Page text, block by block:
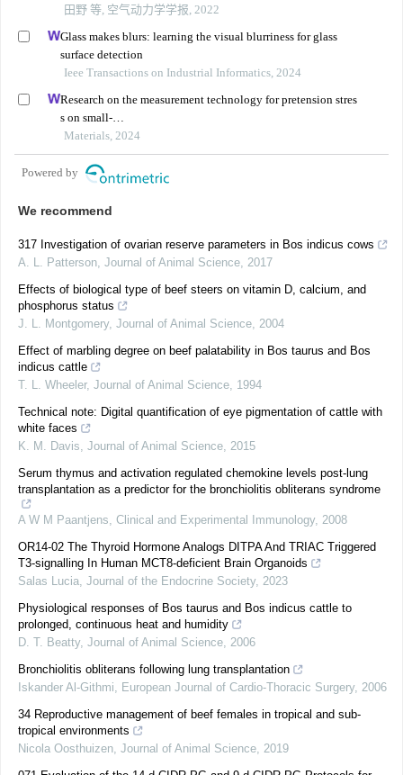
田野 等, 空气动力学学报, 2022
Glass makes blurs: learning the visual blurriness for glass
surface detection
Ieee Transactions on Industrial Informatics, 2024
Research on the measurement technology for pretension stres
s on small-
sized bolts based on the piezoelectric ultrasonic resonance m
ethod
Materials, 2024
Powered by
We recommend
317 Investigation of ovarian reserve parameters in Bos indicus cows
A. L. Patterson, Journal of Animal Science, 2017
Effects of biological type of beef steers on vitamin D, calcium, and
phosphorus status
J. L. Montgomery, Journal of Animal Science, 2004
Effect of marbling degree on beef palatability in Bos taurus and Bos
indicus cattle
T. L. Wheeler, Journal of Animal Science, 1994
Technical note: Digital quantification of eye pigmentation of cattle with
white faces
K. M. Davis, Journal of Animal Science, 2015
Serum thymus and activation regulated chemokine levels post-lung
transplantation as a predictor for the bronchiolitis obliterans syndrome
A W M Paantjens, Clinical and Experimental Immunology, 2008
OR14-02 The Thyroid Hormone Analogs DITPA And TRIAC Triggered
T3-signalling In Human MCT8-deficient Brain Organoids
Salas Lucia, Journal of the Endocrine Society, 2023
Physiological responses of Bos taurus and Bos indicus cattle to
prolonged, continuous heat and humidity
D. T. Beatty, Journal of Animal Science, 2006
Bronchiolitis obliterans following lung transplantation
Iskander Al-Githmi, European Journal of Cardio-Thoracic Surgery, 2006
34 Reproductive management of beef females in tropical and sub-
tropical environments
Nicola Oosthuizen, Journal of Animal Science, 2019